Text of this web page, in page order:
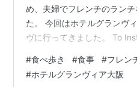
め、夫婦でフレンチのラン
た。 今回はホテルグランヴ
ヴに行ってきました。 To
ーという国産の白ワインで、
ったです。 To Instagram 今
#食べ歩き #食事 #フレン
#ホテルグランヴィア大阪